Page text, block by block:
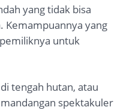
yang tidak bisa
Kemampuannya yang
untuk
tengah hutan, atau
spektakuler